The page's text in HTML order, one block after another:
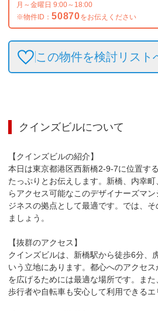
月～金曜日 9:00～18:00
※物件ID： 50870をお伝えください
この物件を検討リスト
クインズビルについて
【クインズビルの紹介】
本日は東京都港区西新橋2-9-7に位置す
たっぷりとお伝えします。新橋、内幸
らアクセス可能なこのデザイナーズマ
ジネスの拠点として最適です。では、
ましょう。
【抜群のアクセス】
クインズビルは、新橋駅から徒歩6分、
いう立地にあります。都心へのアクセ
を広げるためには最適な場所です。また
歩行者や自転車も安心して利用できるエ